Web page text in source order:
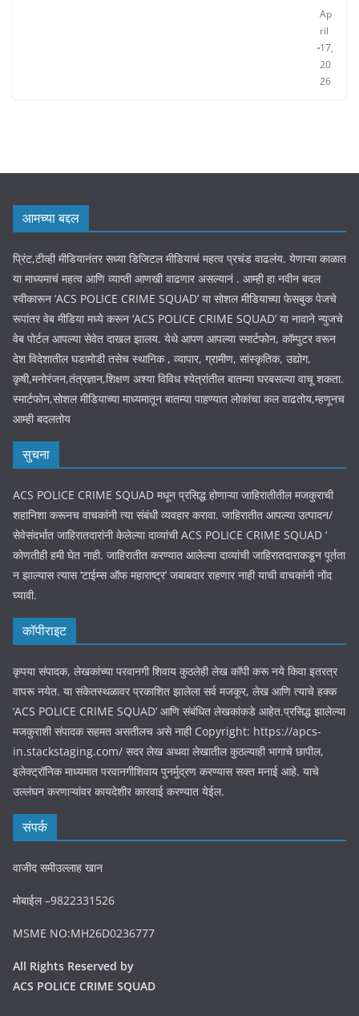
Ap
ril
17,
20
26
आमच्या बद्दल
प्रिंट,टीव्ही मीडियानंतर सध्या डिजिटल मीडियाचं महत्व प्रचंड वाढलंय. येणाऱ्या काळात
या माध्यमाचं महत्व आणि व्याप्ती आणखी वाढणार असल्यानं . आम्ही हा नवीन बदल
स्वीकारून ‘ACS POLICE CRIME SQUAD’ या सोशल मीडियाच्या फेसबुक पेजचे
रूपांतर वेब मीडिया मध्ये करून ‘ACS POLICE CRIME SQUAD’ या नावाने न्युजचे
वेब पोर्टल आपल्या सेवेत दाखल झालय. येथे आपण आपल्या स्मार्टफोन, कॉम्पुटर वरून
देश विदेशातील घडामोडी तसेच स्थानिक , व्यापार, ग्रामीण, सांस्कृतिक, उद्योग,
कृषी,मनोरंजन,तंत्रज्ञान,शिक्षण अश्या विविध श्येत्रांतील बातम्या घरबसल्या वाचू शकता.
स्मार्टफोन,सोशल मीडियाच्या माध्यमातून बातम्या पाहण्यात लोकांचा कल वाढतोय,म्हणूनच
आम्ही बदलतोय
सुचना
ACS POLICE CRIME SQUAD मधून प्रसिद्ध होणाऱ्या जाहिरातीतील मजकुराची
शहानिशा करूनच वाचकांनी त्या संबंधी व्यवहार करावा. जाहिरातीत आपल्या उत्पादन/
सेवेसंदर्भात जाहिरातदारांनी केलेल्या दाव्यांची ACS POLICE CRIME SQUAD ‘
कोणतीही हमी घेत नाही. जाहिरातीत करण्यात आलेल्या दाव्यांची जाहिरातदाराकडून पूर्तता
न झाल्यास त्यास ‘टाईम्स ऑफ महाराष्ट्र’ जबाबदार राहणार नाही याची वाचकांनी नोंद
घ्यावी.
कॉपीराइट
कृपया संपादक, लेखकांच्या परवानगी शिवाय कुठलेही लेख कॉपी करू नये किवा इतरत्र
वापरू नयेत. या संकेतस्थळावर प्रकाशित झालेला सर्व मजकूर, लेख आणि त्याचे हक्क
‘ACS POLICE CRIME SQUAD’ आणि संबंधित लेखकांकडे आहेत.प्रसिद्ध झालेल्या
मजकुराशी संपादक सहमत असतीलच असे नाही Copyright: https://apcs-
in.stackstaging.com/ सदर लेख अथवा लेखातील कुठल्याही भागाचे छापील,
इलेक्ट्रॉनिक माध्यमात परवानगीशिवाय पुनर्मुद्रण करण्यास सक्त मनाई आहे. याचे
उल्लंघन करणाऱ्यांवर कायदेशीर कारवाई करण्यात येईल.
संपर्क
वाजीद समीउल्लाह खान
मोबाईल –9822331526
MSME NO:MH26D0236777
All Rights Reserved by
ACS POLICE CRIME SQUAD